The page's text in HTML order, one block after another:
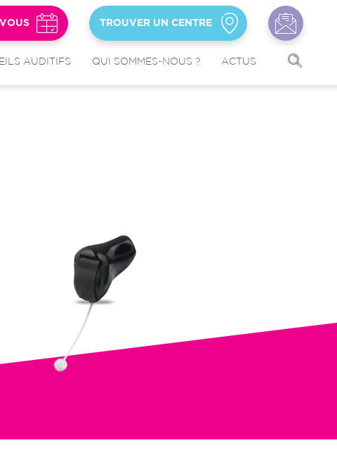
AUDITIFS QUI SOMMES-NOUS ? ACTUS
TROUVER UN CENTRE